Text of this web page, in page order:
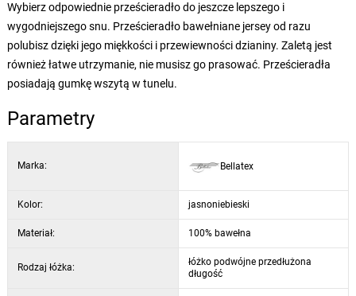
Wybierz odpowiednie prześcieradło do jeszcze lepszego i
wygodniejszego snu. Prześcieradło bawełniane jersey od razu
polubisz dzięki jego miękkości i przewiewności dzianiny. Zaletą jest
również łatwe utrzymanie, nie musisz go prasować. Prześcieradła
posiadają gumkę wszytą w tunelu.
Parametry
Marka: Bellatex
Kolor: jasnoniebieski
Materiał: 100% bawełna
Rodzaj łóżka:
łóżko podwójne przedłużona
długość